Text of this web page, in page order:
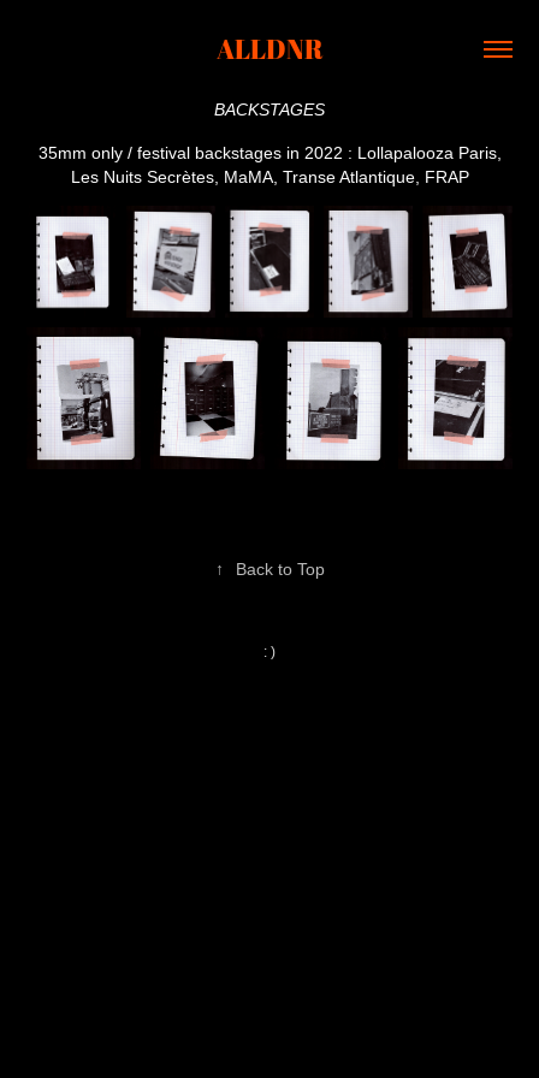
ALLDNR
BACKSTAGES
35mm only / festival backstages in 2022 : Lollapalooza Paris,
Les Nuits Secrètes, MaMA, Transe Atlantique, FRAP
↑ Back to Top
: )